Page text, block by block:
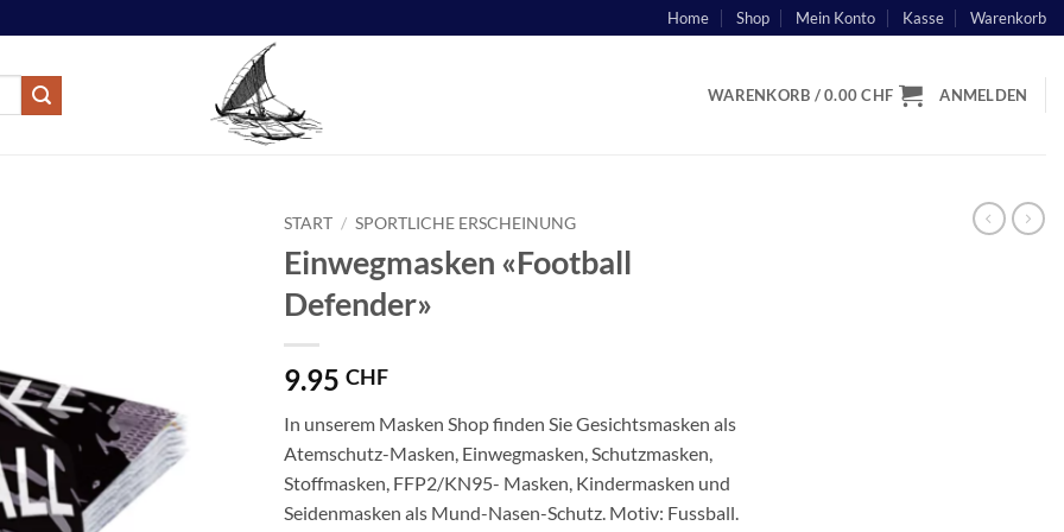
Home Shop Mein Konto Kasse Warenkorb
WARENKORB /0.00CHF ANMELDEN
START / SPORTLICHE ERSCHEINUNG
Einwegmasken «Football
Defender»
9.95 CHF
In unserem Masken Shop finden Sie Gesichtsmasken als
Atemschutz-Masken, Einwegmasken, Schutzmasken,
Stoffmasken, FFP2/KN95- Masken, Kindermasken und
Seidenmasken als Mund-Nasen-Schutz. Motiv: Fussball.